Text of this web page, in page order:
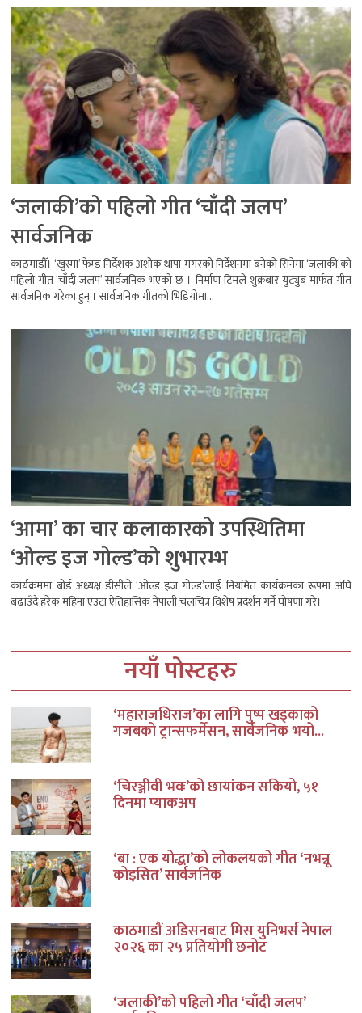
‘जलाकी’को पहिलो गीत ‘चाँदी जलप’
सार्वजनिक
काठमाडौँ। ‘खुस्मा’ फेम्ड निर्देशक अशोक थापा मगरको निर्देशनमा बनेको सिनेमा ‘जलाकी’को
पहिलो गीत ‘चाँदी जलप’ सार्वजनिक भएको छ । निर्माण टिमले शुक्रबार युट्युब मार्फत गीत
सार्वजनिक गरेका हुन् । सार्वजनिक गीतको भिडियोमा...
‘आमा’ का चार कलाकारको उपस्थितिमा
‘ओल्ड इज गोल्ड’को शुभारम्भ
कार्यक्रममा बोर्ड अध्यक्ष डीसीले ‘ओल्ड इज गोल्ड’लाई नियमित कार्यक्रमका रूपमा अघि
बढाउँदै हरेक महिना एउटा ऐतिहासिक नेपाली चलचित्र विशेष प्रदर्शन गर्ने घोषणा गरे।
नयाँ पोस्टहरु
‘महाराजधिराज’का लागि पुष्प खड्काको
गजबको ट्रान्सफर्मेसन, सार्वजनिक भयो...
‘चिरञ्जीवी भवः’को छायांकन सकियो, ५१
दिनमा प्याकअप
‘बा : एक योद्धा’को लोकलयको गीत ‘नभन्नू
कोइसित’ सार्वजनिक
काठमाडौं अडिसनबाट मिस युनिभर्स नेपाल
२०२६ का २५ प्रतियोगी छनोट
‘जलाकी’को पहिलो गीत ‘चाँदी जलप’